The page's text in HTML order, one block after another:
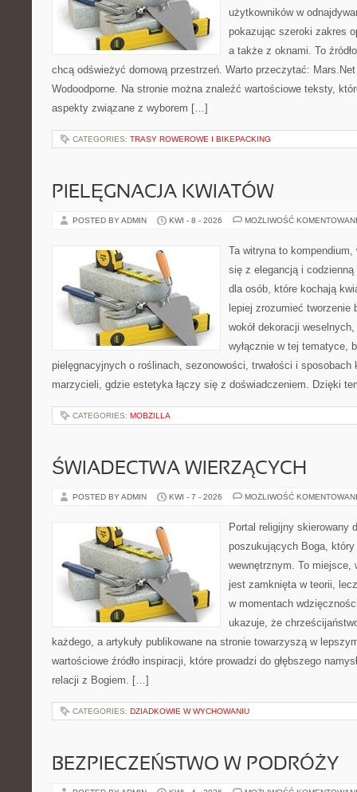
użytkowników w
pokazując szeroki zakres
a także z oknami. To
chcą odświeżyć domową przestrzeń. Warto przeczytać:
Wodoodporne. Na stronie można znaleźć wartościowe teksty,
aspekty związane z wyborem […]
CATEGORIES: TRASY ROWEROWE I BIKEPACKING
PIELĘGNACJA KWIATÓW
POSTED BY ADMIN KWI - 8 - 2026 MOŻLIWOŚĆ
Ta witryna to
się z elegancją i
dla osób, które kochają
lepiej zrozumieć tworzenie
wokół dekoracji
wyłącznie w tej tematyce,
pielęgnacyjnych o roślinach, sezonowości, trwałości i sposobach
marzycieli, gdzie estetyka łączy się z doświadczeniem. Dzięki
CATEGORIES: MOBZILLA
ŚWIADECTWA WIERZĄCYCH
POSTED BY ADMIN KWI - 7 - 2026 MOŻLIWOŚĆ
Portal religijny skierowany
poszukujących Boga,
wewnętrznym. To miejsce,
jest zamknięta w teorii,
w momentach
ukazuje, że
każdego, a artykuły publikowane na stronie towarzyszą w
wartościowe źródło inspiracji, które prowadzi do głębszego
relacji z Bogiem. […]
CATEGORIES: DZIADKOWIE W WYCHOWANIU
BEZPIECZEŃSTWO W PODRÓŻY